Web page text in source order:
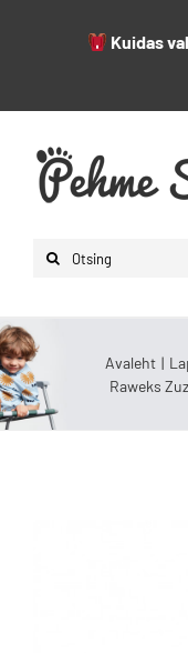
Kuidas
content
Search
Lapsed
Mehed
Lisad
Avaleht
Raweks